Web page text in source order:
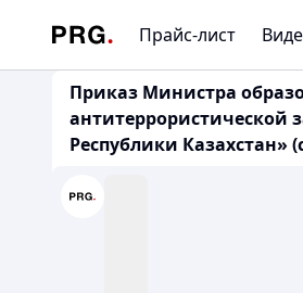
Прайс-лист
Приказ Министра
антитеррористической
Республики Казахстан»